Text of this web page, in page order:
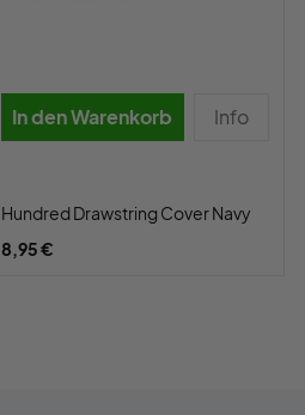
In den Warenkorb Info
Hundred Drawstring Cover Navy
8,95 €